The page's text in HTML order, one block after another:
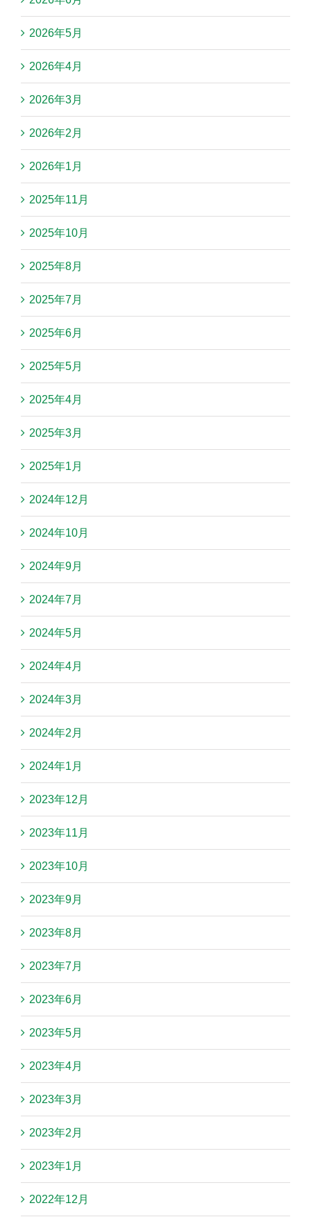
2026年5月
2026年4月
2026年3月
2026年2月
2026年1月
2025年11月
2025年10月
2025年8月
2025年7月
2025年6月
2025年5月
2025年4月
2025年3月
2025年1月
2024年12月
2024年10月
2024年9月
2024年7月
2024年5月
2024年4月
2024年3月
2024年2月
2024年1月
2023年12月
2023年11月
2023年10月
2023年9月
2023年8月
2023年7月
2023年6月
2023年5月
2023年4月
2023年3月
2023年2月
2023年1月
2022年12月